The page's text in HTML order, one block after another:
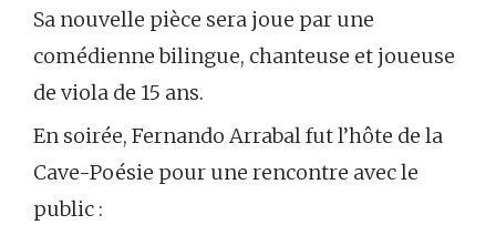
Sa nouvelle pièce sera joue par une
comédienne bilingue, chanteuse et joueuse
de viola de 15 ans.
En soirée, Fernando Arrabal fut l’hôte de la
Cave-Poésie pour une rencontre avec le
public :